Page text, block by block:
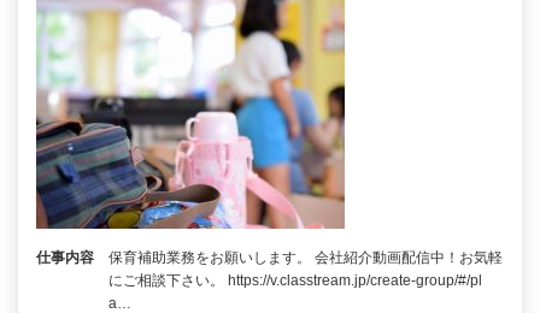
仕事内容
保育補助業務をお願いします。 会社紹介動画配信中！お気軽
にご相談下さい。 https://v.classtream.jp/create-group/#/pl
a…